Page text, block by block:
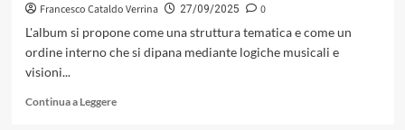
Francesco Cataldo Verrina 27/09/2025
0
L'album si propone come una struttura tematica e come un
ordine interno che si dipana mediante logiche musicali e
visioni...
Continua a LeggereLeggi